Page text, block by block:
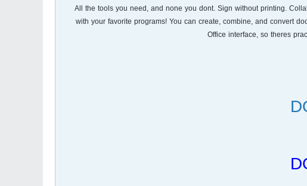
All the tools you need, and none you dont. Sign without printing.
with your favorite programs! You can create, combine, and convert
Office interface, so theres